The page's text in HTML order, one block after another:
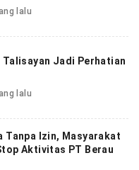
lalu
Talisayan Jadi Perhatian
lalu
Tanpa Izin, Masyarakat
Aktivitas PT Berau